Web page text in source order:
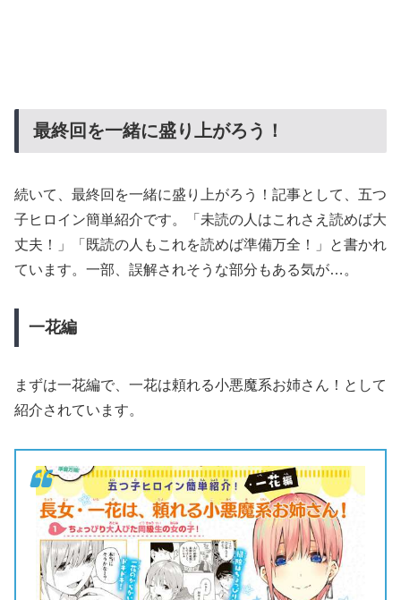
最終回を一緒に盛り上がろう！
続いて、最終回を一緒に盛り上がろう！記事として、五つ
子ヒロイン簡単紹介です。「未読の人はこれさえ読めば大
丈夫！」「既読の人もこれを読めば準備万全！」と書かれ
ています。一部、誤解されそうな部分もある気が…。
一花編
まずは一花編で、一花は頼れる小悪魔系お姉さん！として
紹介されています。